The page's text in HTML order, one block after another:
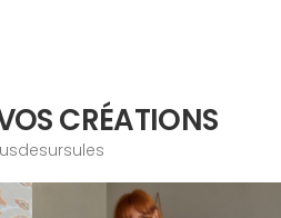
CRÉATIONS